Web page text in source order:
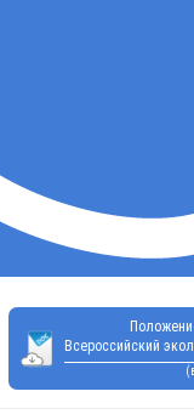
Всероссийский